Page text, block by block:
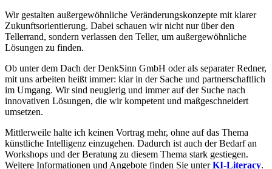
Wir gestalten außergewöhnliche Veränderungskonzepte mit klarer
Zukunftsorientierung. Dabei schauen wir nicht nur über den
Tellerrand, sondern verlassen den Teller, um außergewöhnliche
Lösungen zu finden.
Ob unter dem Dach der DenkSinn GmbH oder als separater Redner,
mit uns arbeiten heißt immer: klar in der Sache und partnerschaftlich
im Umgang. Wir sind neugierig und immer auf der Suche nach
innovativen Lösungen, die wir kompetent und maßgeschneidert
umsetzen.
Mittlerweile halte ich keinen Vortrag mehr, ohne auf das Thema
künstliche Intelligenz einzugehen. Dadurch ist auch der Bedarf an
Workshops und der Beratung zu diesem Thema stark gestiegen.
Weitere Informationen und Angebote finden Sie unterKI-Literacy.